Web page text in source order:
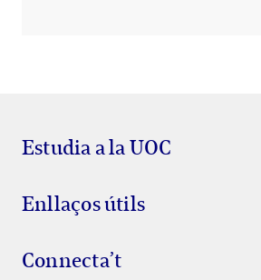
Estudia a la UOC
Enllaços útils
Connecta’t